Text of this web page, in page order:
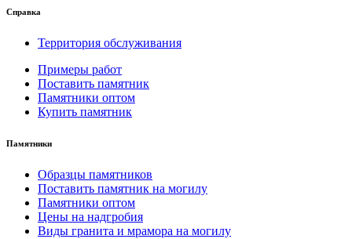
Справка
Территория обслуживания
Примеры работ
Поставить памятник
Памятники оптом
Купить памятник
Памятники
Образцы памятников
Поставить памятник на могилу
Памятники оптом
Цены на надгробия
Виды гранита и мрамора на могилу